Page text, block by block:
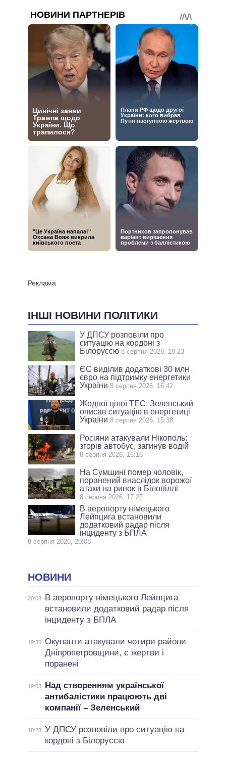
ІНШІ НОВИНИ ПОЛІТИКИ
У ДПСУ розповіли про
ситуацію на кордоні з
Білоруссю 8 серпня 2026, 18:23
ЄС виділив додаткові 30 млн
євро на підтримку енергетики
України 8 серпня 2026, 16:42
Жодної цілої ТЕС: Зеленський
описав ситуацію в енергетиці
України 8 серпня 2026, 15:38
Росіяни атакували Нікополь:
згорів автобус, загинув водій
8 серпня 2026, 16:16
На Сумщині помер чоловік,
поранений внаслідок ворожої
атаки на ринок в Білопіллі
8 серпня 2026, 17:27
В аеропорту німецького
Лейпцига встановили
додатковий радар після
інциденту з БПЛА
8 серпня 2026, 20:08
НОВИНИ
20:08
В аеропорту німецького Лейпцига
встановили додатковий радар після
інциденту з БПЛА
19:36 Окупанти атакували чотири райони
Дніпропетровщини, є жертви і
поранені
19:03
Над створенням української
антибалістики працюють дві
компанії – Зеленський
18:23 У ДПСУ розповіли про ситуацію на
кордоні з Білоруссю